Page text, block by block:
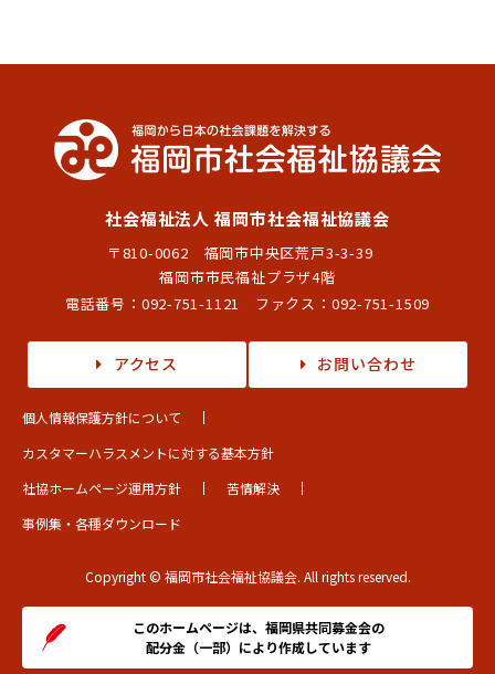
社会福祉法人 福岡市社会福祉協議会
〒810-0062 福岡市中央区荒戸3-3-39
福岡市市民福祉プラザ4階
電話番号： 092-751-1121 ファクス：092-751-1509
アクセス お問い合わせ
個人情報保護方針について
カスタマーハラスメントに対する基本方針
社協ホームページ運用方針
苦情解決
事例集・各種ダウンロード
Copyright © 福岡市社会福祉協議会. All rights reserved.
このホームページは、福岡県共同募金会の
配分金（一部）により作成しています